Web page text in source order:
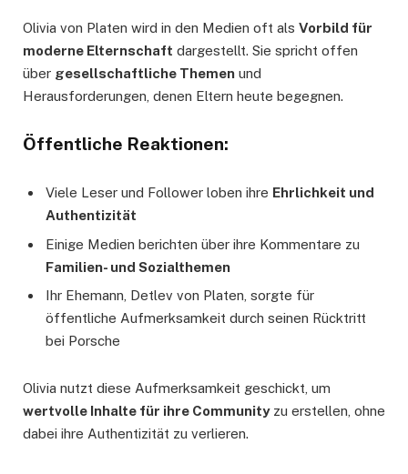
Olivia von Platen wird in den Medien oft als Vorbild für
moderne Elternschaft dargestellt. Sie spricht offen
über gesellschaftliche Themen und
Herausforderungen, denen Eltern heute begegnen.
Öffentliche Reaktionen:
Viele Leser und Follower loben ihre Ehrlichkeit und
Authentizität
Einige Medien berichten über ihre Kommentare zu
Familien- und Sozialthemen
Ihr Ehemann, Detlev von Platen, sorgte für
öffentliche Aufmerksamkeit durch seinen Rücktritt
bei Porsche
Olivia nutzt diese Aufmerksamkeit geschickt, um
wertvolle Inhalte für ihre Communityzu erstellen, ohne
dabei ihre Authentizität zu verlieren.